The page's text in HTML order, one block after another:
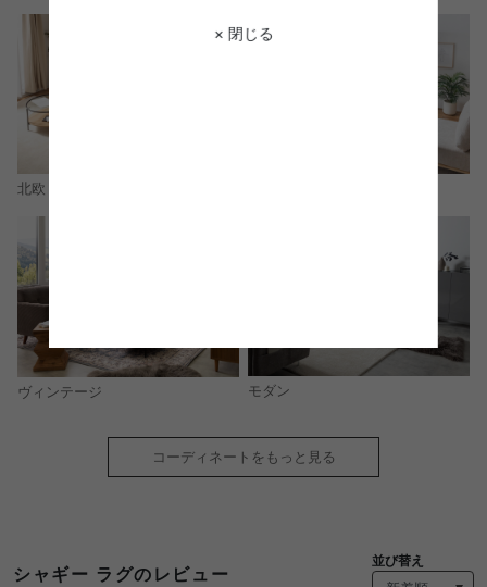
× 閉じる
北欧
ヴィンテージ モダン
コーディネートをもっと見る
シャギー ラグのレビュー
並び替え